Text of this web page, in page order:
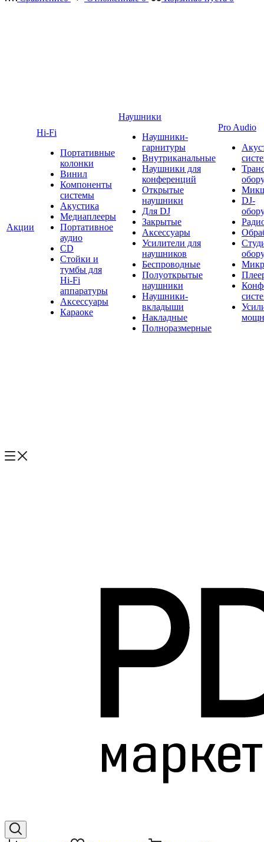
Акции
Hi-Fi
Портативные
колонки
Винил
Компоненты
системы
Акустика
Медиаплееры
Портативное
аудио
CD
Стойки и
тумбы для
Hi-Fi
аппаратуры
Аксессуары
Караоке
Наушники
Наушники-
гарнитуры
Внутриканальные
Наушники для
конференций
Открытые
наушники
Для DJ
Закрытые
Аксессуары
Усилители для
наушников
Беспроводные
Полуоткрытые
наушники
Наушники-
вкладыши
Накладные
Полноразмерные
Pro Audio
DJ-